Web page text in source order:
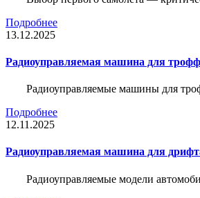
Подробнее
13.12.2025
Радиоуправляемая машина для
Радиоуправляемые машины для
Подробнее
12.11.2025
Радиоуправляемая машина для
Радиоуправляемые модели